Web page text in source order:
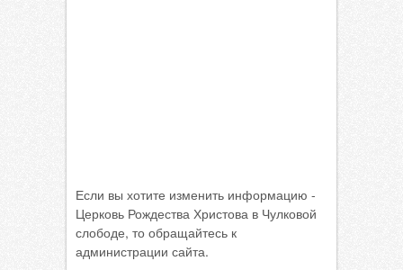
Если вы хотите изменить информацию -
Церковь Рождества Христова в Чулковой
слободе, то обращайтесь к
администрации сайта.